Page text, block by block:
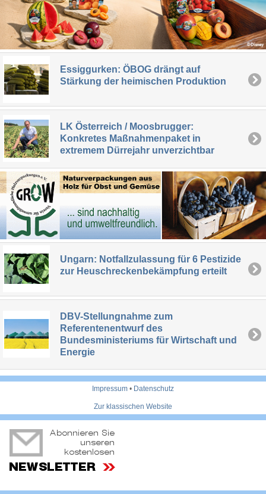
Essiggurken: ÖBOG drängt auf
Stärkung der heimischen Produktion
LK Österreich / Moosbrugger:
Konkretes Maßnahmenpaket in
extremem Dürrejahr unverzichtbar
Ungarn: Notfallzulassung für 6 Pestizide
zur Heuschreckenbekämpfung erteilt
DBV-Stellungnahme zum
Referentenentwurf des
Bundesministeriums für Wirtschaft und
Energie
Impressum • Datenschutz
Zur klassischen Website